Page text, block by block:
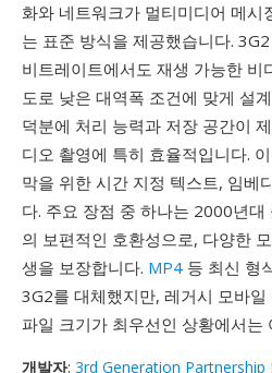
화와 네트워크가 멀티미디어 메시
는 표준 방식을 제공했습니다.
비트레이트에서도 재생 가능한 비
도로 낮은 대역폭 조건에 맞게 설
덕분에 처리 능력과 저장 공간이
디오 촬영에 특히 효율적입니다.
막을 위한 시간 지정 텍스트, 임베
다. 주요 장점 중 하나는 2000년대
의 보편적인 호환성으로, 다양한
생을 보장합니다. MP4 등 최신 형
3G2를 대체했지만, 레거시 모바
파일 크기가 최우선인 상황에서는
개발자: 3rd Generation Partnership